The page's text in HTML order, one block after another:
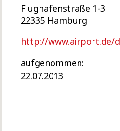
Flughafenstraße 1-3
22335 Hamburg
http://www.airport.de/
aufgenommen:
22.07.2013